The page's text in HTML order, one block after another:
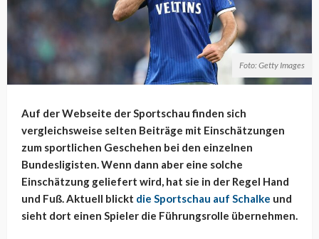
Foto: Getty Images
Auf der Webseite der Sportschau finden sich
vergleichsweise selten Beiträge mit Einschätzungen
zum sportlichen Geschehen bei den einzelnen
Bundesligisten. Wenn dann aber eine solche
Einschätzung geliefert wird, hat sie in der Regel Hand
und Fuß. Aktuell blickt die Sportschau auf Schalke und
sieht dort einen Spieler die Führungsrolle übernehmen.